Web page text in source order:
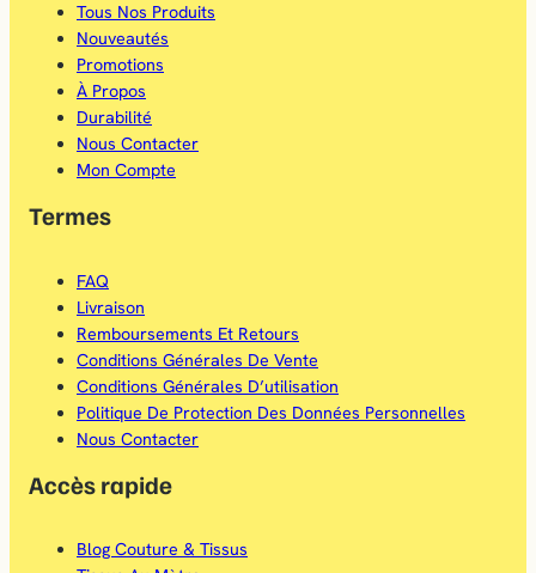
e
b
o
o
k
t
a
g
r
a
a
i
Tous Nos Produits
Nouveautés
Promotions
À Propos
Durabilité
Nous Contacter
Mon Compte
Termes
FAQ
Livraison
Remboursements Et Retours
Conditions Générales De Vente
Conditions Générales D’utilisation
Politique De Protection Des Données Personnelles
Nous Contacter
Accès rapide
Blog Couture & Tissus